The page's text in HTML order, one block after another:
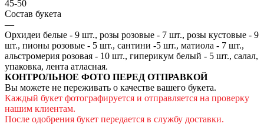
45-50
Состав букета
—
Орхидеи белые - 9 шт., розы розовые - 7 шт., розы кустовые - 9
шт., пионы розовые - 5 шт., сантини -5 шт., матиола - 7 шт.,
альстромерия розовая - 10 шт., гиперикум белый - 5 шт., салал,
упаковка, лента атласная.
КОНТРОЛЬНОЕ ФОТО ПЕРЕД ОТПРАВКОЙ
Вы можете не переживать о качестве вашего букета.
Каждый букет фотографируется и отправляется на проверку
нашим клиентам.
После одобрения букет передается в службу доставки.